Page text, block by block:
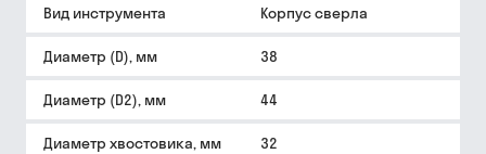
Вид инструмента Корпус сверла
Диаметр (D), мм 38
Диаметр (D2), мм 44
Диаметр хвостовика, мм 32